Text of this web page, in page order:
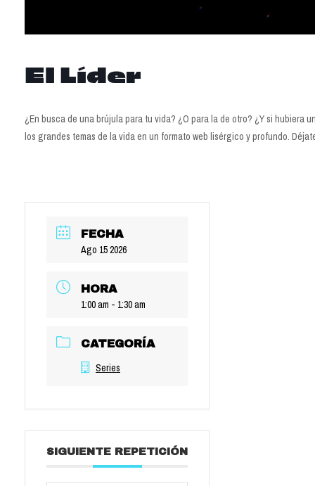
El Líder
¿En busca de una brújula para tu vida? ¿O para la de otro? ¿Y si hubiera
los grandes temas de la vida en un formato web lisérgico y profundo.
FECHA
Ago 15 2026
HORA
1:00 am - 1:30 am
CATEGORÍA
Series
SIGUIENTE REPETICIÓN